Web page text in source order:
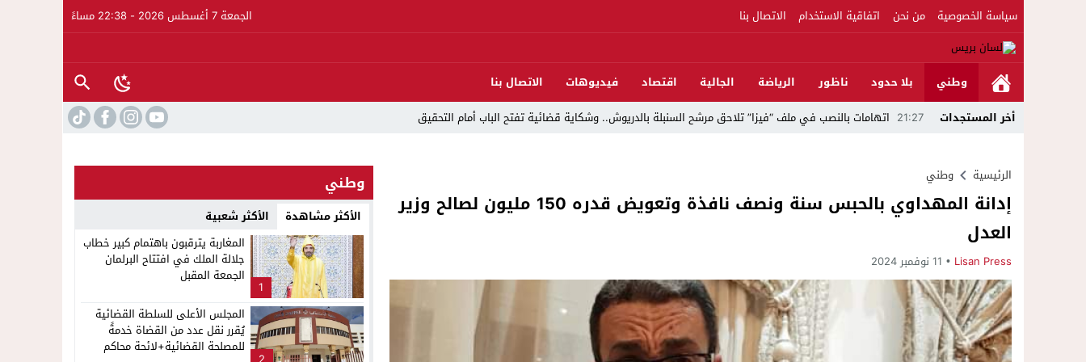
سياسة الخصوصية من نحن اتفاقية الاستخدام الاتصال بنا الجمعة 7 أغسطس 2026 - 22:38 مساءً
وطني بلا حدود ناظور الرياضة الجالية اقتصاد فيديوهات
الاتصال بنا
أخر المستجدات
21:27 اتهامات بالنصب في ملف “فيزا” تلاحق مرشح السنبلة بالدريوش.. وشكاية قضائية تفتح الباب أمام التحقيق
22:45 جمعية الجالية للنقل الدولي تخلد عيد العرش واليوم الوطني للمهاجر بحفل وطني بالناظور
22:15 فيديو..استنفار بحي أفيديون براقة بعد اندلاع حريق داخل ضيعة فلاحية
16:47
بحلة جديدة وتطور غير مسبوق عبر تقنية الـ GPS.. منصة “مرحباناظور” تعزز مكانتها كوجهة أولى لسكان إقليمي الناظور والدريوش
23:10
فيديو ..بعد تدخل عامل الناظور.أرباب قوارب مارشيكا يعلقون احتجاجهم ويختارون الحوار خدمةً لمصلحة الإقليم
الرئيسية وطني
إدانة المهداوي بالحبس سنة ونصف نافذة وتعويض قدره 150 مليون لصالح وزير
العدل
Lisan Press 11 نوفمبر 2024
وطني
الأكثر مشاهدة الأكثر شعبية
1
المغاربة يترقبون باهتمام كبير خطاب
جلالة الملك في افتتاح البرلمان
الجمعة المقبل
المجلس الأعلى للسلطة القضائية
يُقرر نقل عدد من القضاة خدمةً
للمصلحة القضائية+لائحة محاكم